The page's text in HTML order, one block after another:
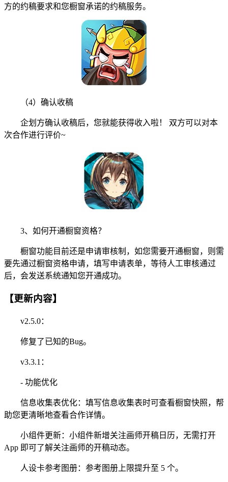
方的约稿要求和您橱窗承诺的约稿服务。
（4）确认收稿
企划方确认收稿后，您就能获得收入啦！ 双方可以对本
次合作进行评价~
3、如何开通橱窗资格？
橱窗功能目前还是申请审核制，如您需要开通橱窗，则需
要先通过橱窗资格申请，填写申请表单，等待人工审核通过
后，会发送系统通知您开通成功。
【更新内容】
v2.5.0：
修复了已知的Bug。
v3.3.1：
- 功能优化
信息收集表优化：填写信息收集表时可查看橱窗快照，帮
助您更清晰地查看合作详情。
小组件更新：小组件新增关注画师开稿日历，无需打开
App 即可了解关注画师的开稿动态。
人设卡参考图册：参考图册上限提升至 5 个。